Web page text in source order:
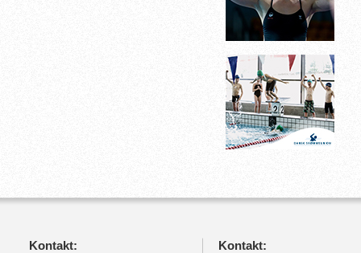
Kontakt: Kontakt: